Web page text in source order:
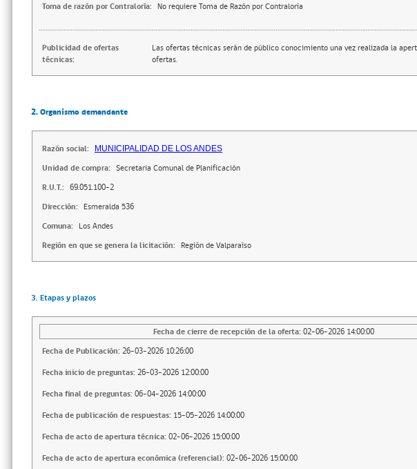
Toma de razón por Contraloría: No requiere Toma de Razón por Contraloría
Publicidad de ofertas
técnicas:
Las ofertas técnicas serán de público conocimiento una vez realizada la
ofertas.
2. Organismo demandante
Razón social: MUNICIPALIDAD DE LOS ANDES
Unidad de compra: Secretaria Comunal de Planificación
R.U.T.: 69.051.100-2
Dirección: Esmeralda 536
Comuna: Los Andes
Región en que se genera la licitación: Región de Valparaíso
3. Etapas y plazos
Fecha de cierre de recepción de la oferta: 02-06-2026 14:00:00
Fecha de Publicación: 26-03-2026 10:26:00
Fecha inicio de preguntas: 26-03-2026 12:00:00
Fecha final de preguntas: 06-04-2026 14:00:00
Fecha de publicación de respuestas: 15-05-2026 14:00:00
Fecha de acto de apertura técnica: 02-06-2026 15:00:00
Fecha de acto de apertura económica (referencial): 02-06-2026 15:00:00